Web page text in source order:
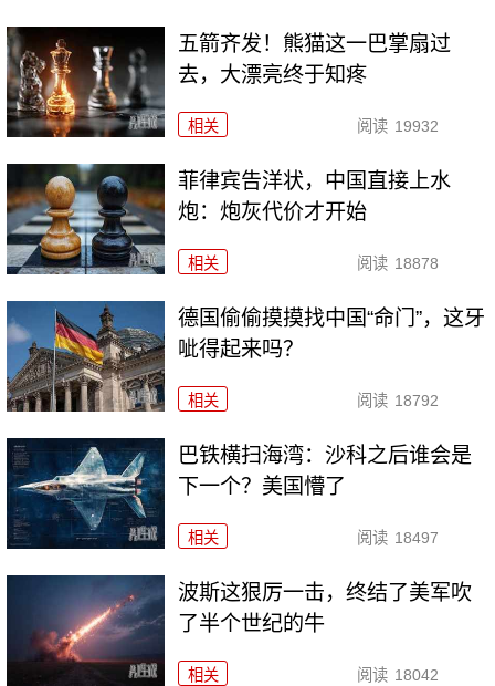
五箭齐发！熊猫这一巴掌扇过
去，大漂亮终于知疼
相关 阅读 19932
菲律宾告洋状，中国直接上水
炮：炮灰代价才开始
相关 阅读 18878
德国偷偷摸摸找中国“命门”，这牙
呲得起来吗？
相关 阅读 18792
巴铁横扫海湾：沙科之后谁会是
下一个？美国懵了
相关 阅读 18497
波斯这狠厉一击，终结了美军吹
了半个世纪的牛
相关 阅读 18042